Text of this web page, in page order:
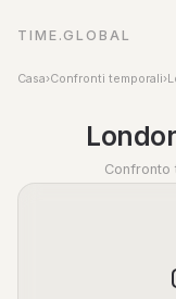
TIME.GLOBAL
Casa›Confronti temporali›
Assistente a
Online